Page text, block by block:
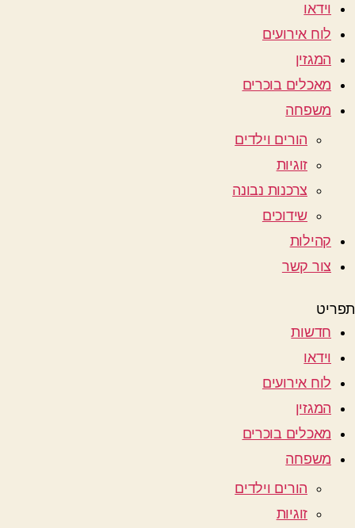
וידאו
לוח אירועים
המגזין
מאכלים בוכרים
משפחה
הורים וילדים
זוגיות
צרכנות נבונה
שידוכים
קהילות
צור קשר
תפריט
חדשות
וידאו
לוח אירועים
המגזין
מאכלים בוכרים
משפחה
הורים וילדים
זוגיות